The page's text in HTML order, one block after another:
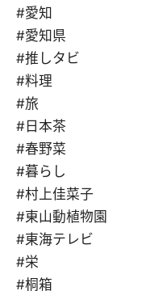
#愛知
#愛知県
#推しタビ
#料理
#旅
#日本茶
#春野菜
#暮らし
#村上佳菜子
#東山動植物園
#東海テレビ
#栄
#桐箱